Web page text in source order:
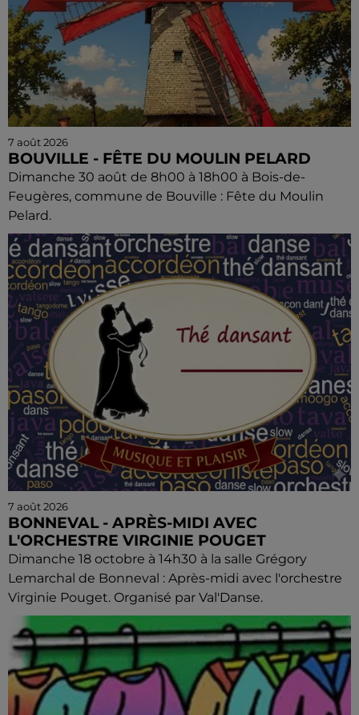
7 août 2026
BOUVILLE - FÊTE DU MOULIN PELARD
Dimanche 30 août de 8h00 à 18h00 à Bois-de-
Feugères, commune de Bouville : Fête du Moulin
Pelard.
7 août 2026
BONNEVAL - APRÈS-MIDI AVEC
L'ORCHESTRE VIRGINIE POUGET
Dimanche 18 octobre à 14h30 à la salle Grégory
Lemarchal de Bonneval : Après-midi avec l'orchestre
Virginie Pouget. Organisé par Val'Danse.